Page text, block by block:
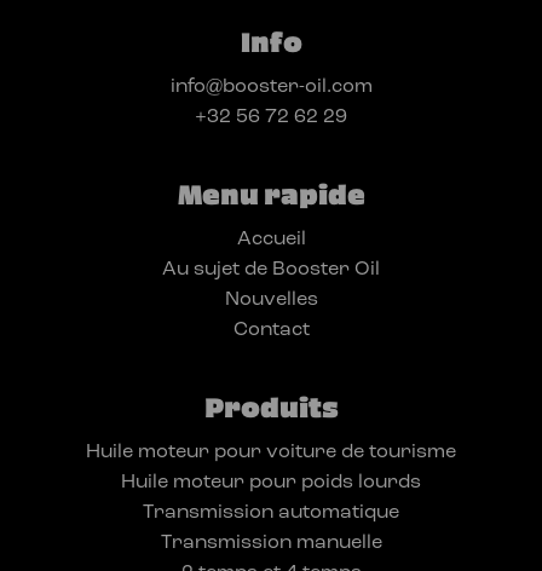
Info
info@booster-oil.com
+32 56 72 62 29
Menu rapide
Accueil
Au sujet de Booster Oil
Nouvelles
Contact
Produits
Huile moteur pour voiture de tourisme
Huile moteur pour poids lourds
Transmission automatique
Transmission manuelle